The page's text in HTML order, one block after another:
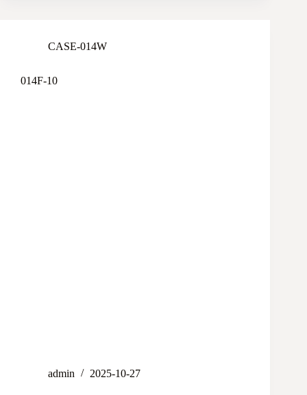
CASE-014W
014F-10
admin 2025-10-27